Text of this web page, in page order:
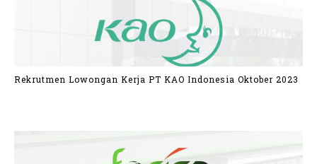
Rekrutmen Lowongan Kerja PT KAO Indonesia Oktober 2023